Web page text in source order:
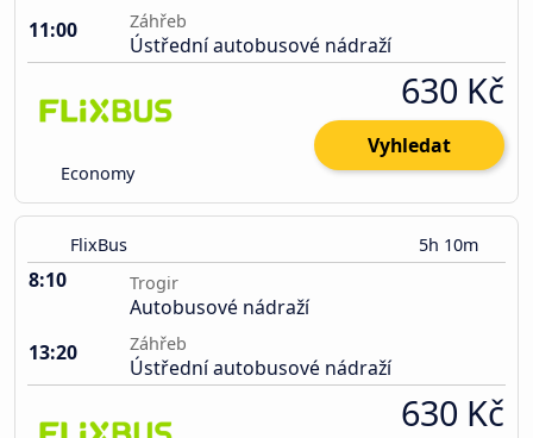
11:00
Záhřeb
Ústřední autobusové nádraží
Economy
630 Kč
Vyhledat
FlixBus 5h 10m
8:10 Trogir
Autobusové nádraží
13:20
Záhřeb
Ústřední autobusové nádraží
630 Kč